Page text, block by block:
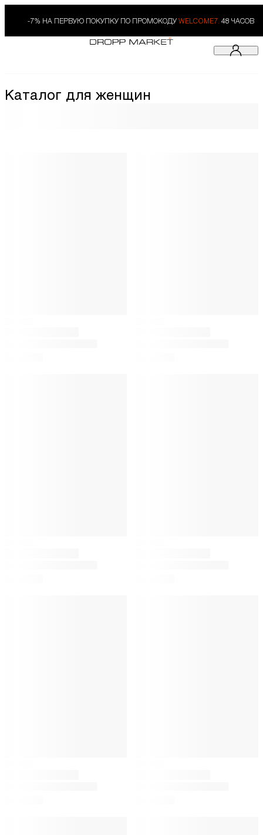
-7% НА ПЕРВУЮ ПОКУПКУ ПО ПРОМОКОДУ WELCOME7. 48 ЧАСОВ
Каталог для женщин